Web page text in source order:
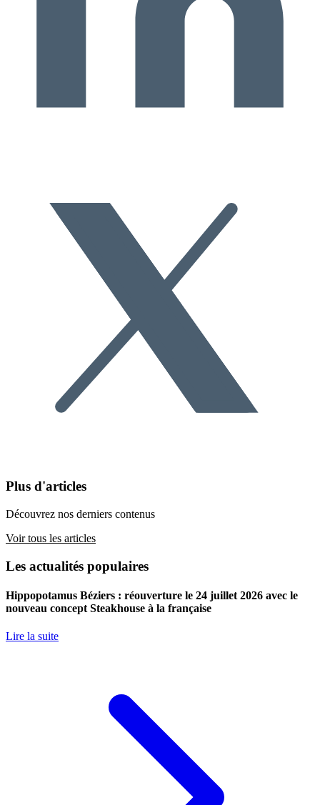
Plus d'articles
Découvrez nos derniers contenus
Voir tous les articles
Les actualités populaires
Hippopotamus Béziers : réouverture le 24 juillet 2026 avec le
nouveau concept Steakhouse à la française
Lire la suite